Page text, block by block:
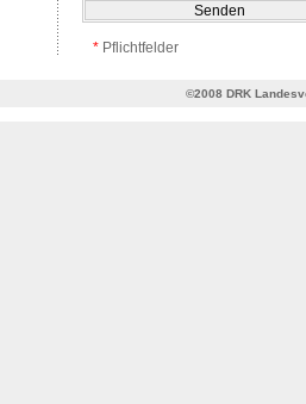
* Pflichtfelder
©2008 DRK